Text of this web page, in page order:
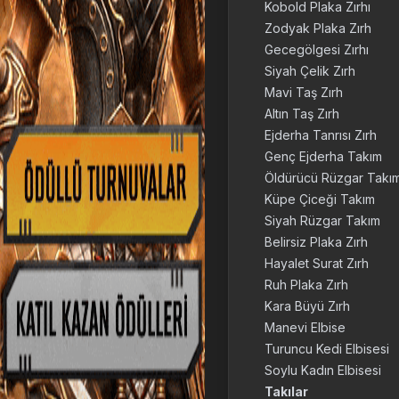
Kobold Plaka Zırhı
Zodyak Plaka Zırh
Gecegölgesi Zırhı
Siyah Çelik Zırh
Mavi Taş Zırh
Altın Taş Zırh
Ejderha Tanrısı Zırh
Genç Ejderha Takım
Öldürücü Rüzgar
Küpe Çiceği Takım
Siyah Rüzgar Takım
Belirsiz Plaka Zırh
Hayalet Surat Zırh
Ruh Plaka Zırh
Kara Büyü Zırh
Manevi Elbise
Turuncu Kedi Elbisesi
Soylu Kadın Elbisesi
Takılar